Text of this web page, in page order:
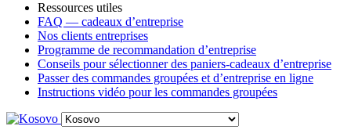
Ressources utiles
FAQ — cadeaux d’entreprise
Nos clients entreprises
Programme de recommandation d’entreprise
Conseils pour sélectionner des paniers-cadeaux d’entreprise
Passer des commandes groupées et d’entreprise en ligne
Instructions vidéo pour les commandes groupées